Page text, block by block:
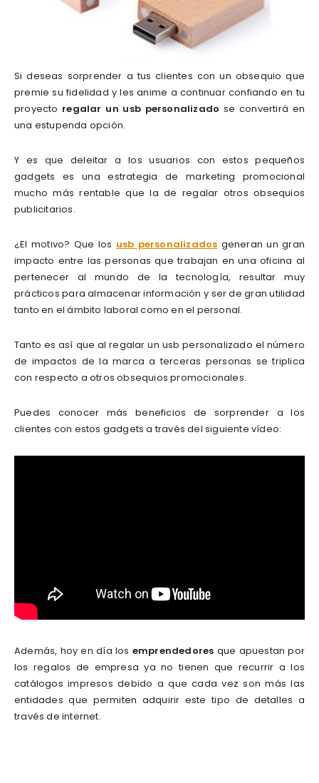
Si deseas sorprender a tus clientes con un obsequio que
premie su fidelidad y les anime a continuar confiando en tu
proyecto regalar un usb personalizado se convertirá en
una estupenda opción.
Y es que deleitar a los usuarios con estos pequeños
gadgets es una estrategia de marketing promocional
mucho más rentable que la de regalar otros obsequios
publicitarios.
¿El motivo? Que los usb personalizados generan un gran
impacto entre las personas que trabajan en una oficina al
pertenecer al mundo de la tecnología, resultar muy
prácticos para almacenar información y ser de gran utilidad
tanto en el ámbito laboral como en el personal.
Tanto es así que al regalar un usb personalizado el número
de impactos de la marca a terceras personas se triplica
con respecto a otros obsequios promocionales.
Puedes conocer más beneficios de sorprender a los
clientes con estos gadgets a través del siguiente vídeo:
Además, hoy en día los emprendedores que apuestan por
los regalos de empresa ya no tienen que recurrir a los
catálogos impresos debido a que cada vez son más las
entidades que permiten adquirir este tipo de detalles a
través de internet.